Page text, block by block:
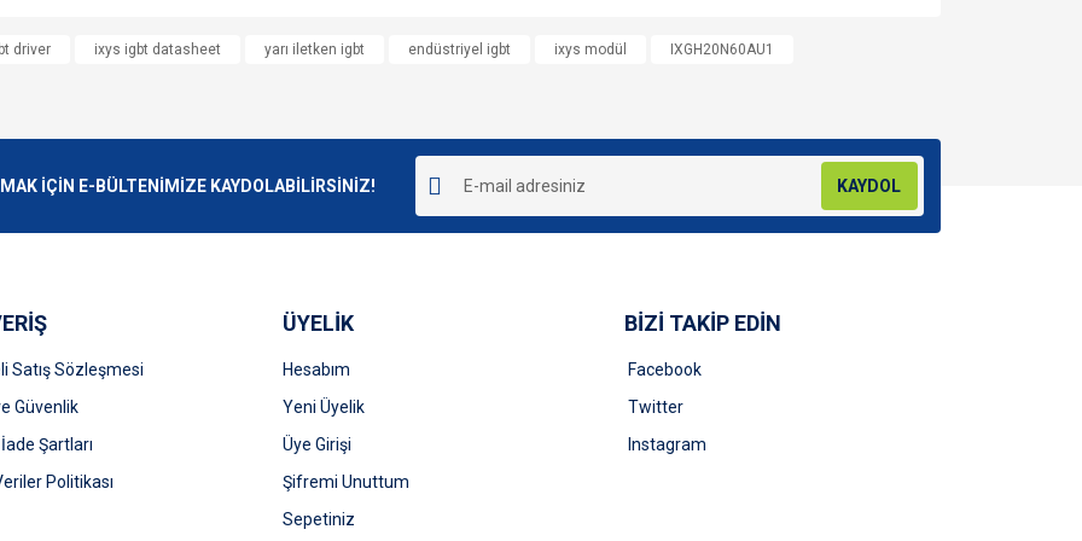
Bu ürüne ilk yorumu siz yapın!
Yorum Yaz
Gönder
driver ixys igbt datasheet yarı iletken igbt endüstriyel igbt ixys modül
IXGH20N60AU1
İÇİN E-BÜLTENİMİZE KAYDOLABİLİRSİNİZ! KAYDOL
Satış Sözleşmesi
Güvenlik
Şartları
Politikası
ÜYELİK
Hesabım
Yeni Üyelik
Üye Girişi
Şifremi Unuttum
Sepetiniz
BİZİ TAKİP EDİN
Facebook
Twitter
Instagram